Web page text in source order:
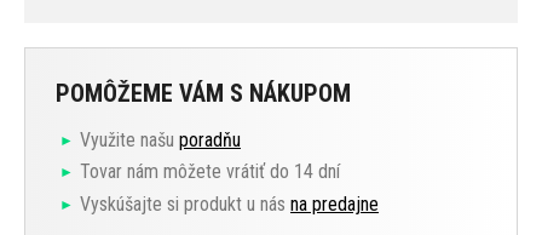
POMÔŽEME VÁM S NÁKUPOM
Využite našu poradňu
Tovar nám môžete vrátiť do 14 dní
Vyskúšajte si produkt u nás na predajne